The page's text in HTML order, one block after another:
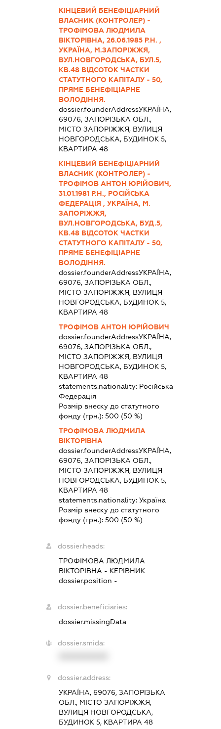
КІНЦЕВИЙ БЕНЕФІЦІАРНИЙ
ВЛАСНИК (КОНТРОЛЕР) -
ТРОФІМОВА ЛЮДМИЛА
ВІКТОРІВНА, 26.06.1985 Р.Н. ,
УКРАЇНА, М.ЗАПОРІЖЖЯ,
ВУЛ.НОВГОРОДСЬКА, БУЛ.5,
КВ.48 ВІДСОТОК ЧАСТКИ
СТАТУТНОГО КАПІТАЛУ - 50,
ПРЯМЕ БЕНЕФІЦІАРНЕ
ВОЛОДІННЯ.
dossier.founderAddressУКРАЇНА,
69076, ЗАПОРІЗЬКА ОБЛ.,
МІСТО ЗАПОРІЖЖЯ, ВУЛИЦЯ
НОВГОРОДСЬКА, БУДИНОК 5,
КВАРТИРА 48
КІНЦЕВИЙ БЕНЕФІЦІАРНИЙ
ВЛАСНИК (КОНТРОЛЕР) -
ТРОФІМОВ АНТОН ЮРІЙОВИЧ,
31.01.1981 Р.Н., РОСІЙСЬКА
ФЕДЕРАЦІЯ , УКРАЇНА, М.
ЗАПОРІЖЖЯ,
ВУЛ.НОВГОРОДСЬКА, БУД.5,
КВ.48 ВІДСОТОК ЧАСТКИ
СТАТУТНОГО КАПІТАЛУ - 50,
ПРЯМЕ БЕНЕФІЦІАРНЕ
ВОЛОДІННЯ.
dossier.founderAddressУКРАЇНА,
69076, ЗАПОРІЗЬКА ОБЛ.,
МІСТО ЗАПОРІЖЖЯ, ВУЛИЦЯ
НОВГОРОДСЬКА, БУДИНОК 5,
КВАРТИРА 48
ТРОФІМОВ АНТОН ЮРІЙОВИЧ
dossier.founderAddressУКРАЇНА,
69076, ЗАПОРІЗЬКА ОБЛ.,
МІСТО ЗАПОРІЖЖЯ, ВУЛИЦЯ
НОВГОРОДСЬКА, БУДИНОК 5,
КВАРТИРА 48
statements.nationality: Російська
Федерація
Розмір внеску до статутного
фонду (грн.):500 (50 %)
ТРОФІМОВА ЛЮДМИЛА
ВІКТОРІВНА
dossier.founderAddressУКРАЇНА,
69076, ЗАПОРІЗЬКА ОБЛ.,
МІСТО ЗАПОРІЖЖЯ, ВУЛИЦЯ
НОВГОРОДСЬКА, БУДИНОК 5,
КВАРТИРА 48
statements.nationality:Україна
Розмір внеску до статутного
фонду (грн.):500 (50 %)
dossier.heads:
ТРОФІМОВА ЛЮДМИЛА
ВІКТОРІВНА - КЕРІВНИК
dossier.position -
dossier.beneficiaries:
dossier.missingData
dossier.smida:
dossier.address:
УКРАЇНА, 69076, ЗАПОРІЗЬКА
ОБЛ., МІСТО ЗАПОРІЖЖЯ,
ВУЛИЦЯ НОВГОРОДСЬКА,
БУДИНОК 5, КВАРТИРА 48